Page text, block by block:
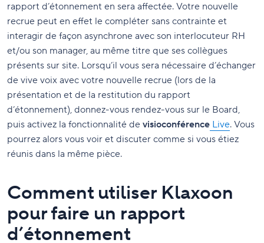
rapport d’étonnement en sera affectée. Votre nouvelle
recrue peut en effet le compléter sans contrainte et
interagir de façon asynchrone avec son interlocuteur RH
et/ou son manager, au même titre que ses collègues
présents sur site. Lorsqu’il vous sera nécessaire d’échanger
de vive voix avec votre nouvelle recrue (lors de la
présentation et de la restitution du rapport
d’étonnement), donnez-vous rendez-vous sur le Board,
puis activez la fonctionnalité de visioconférence Live. Vous
pourrez alors vous voir et discuter comme si vous étiez
réunis dans la même pièce.
Comment utiliser Klaxoon
pour faire un rapport
d’étonnement